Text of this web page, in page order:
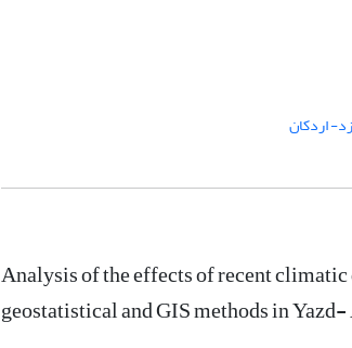
اردکان
Analysis of the effects of recent
geostatistical and GIS methods in